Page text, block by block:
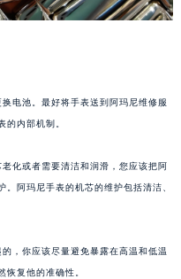
池。最好将手表送到阿玛尼维修服
的内部机制。
化或者需要清洁和润滑，您应该把阿
阿玛尼手表的机芯的维护包括清洁、
你应该尽量避免暴露在高温和低温
恢复他的准确性。